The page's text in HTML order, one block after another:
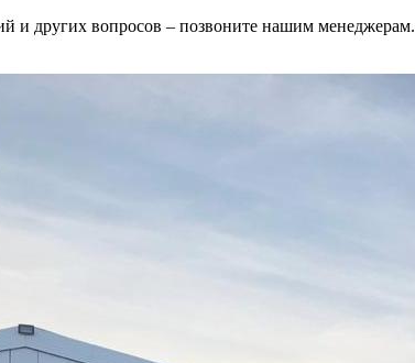
и других вопросов – позвоните нашим менеджерам.